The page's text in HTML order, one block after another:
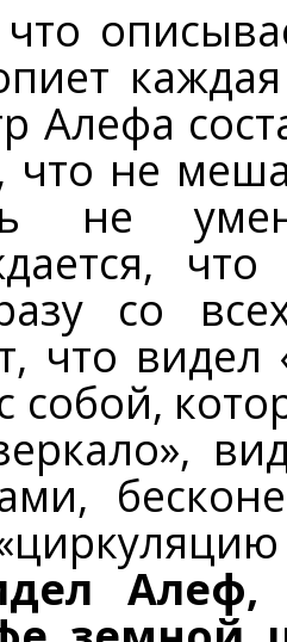
Алефа
не
не
со
что видел
собой,
Алеф,